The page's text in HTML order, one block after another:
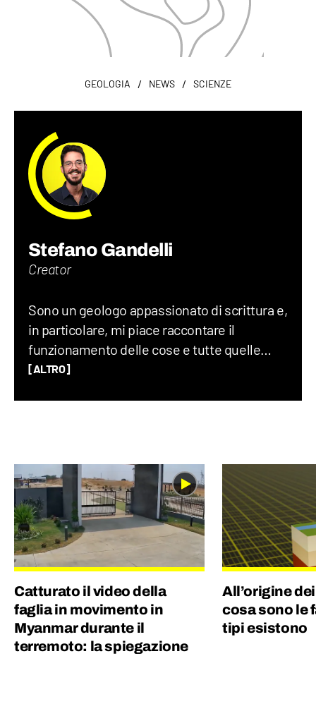
GEOLOGIA / NEWS / SCIENZE
Stefano Gandelli
Creator
Sono un geologo appassionato di scrittura e,
in particolare, mi piace raccontare il
funzionamento delle cose e tutte quelle
storie assurde (ma vere) che accadono nel
guardare film, andare ai concerti e
collezionare dischi in vinile.
[ALTRO]
Catturato il video della
faglia in movimento in
Myanmar durante il
terremoto: la spiegazione
All’origine
cosa sono le
tipi esistono